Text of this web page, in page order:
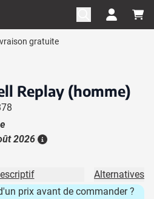
gratuite
Replay (homme)
2026
Alternatives
prix avant de commander ?